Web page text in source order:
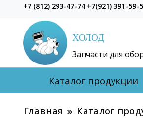
+7 (812) 293-47-74 +7(921) 391-59-
ХОЛОД
Запчасти для
Каталог продукции
Главная Каталог